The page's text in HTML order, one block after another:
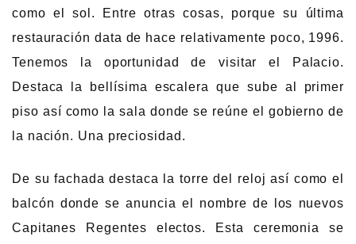
como el sol. Entre otras cosas, porque su última
restauración data de hace relativamente poco, 1996.
Tenemos la oportunidad de visitar el Palacio.
Destaca la bellísima escalera que sube al primer
piso así como la sala donde se reúne el gobierno de
la nación. Una preciosidad.
De su fachada destaca la torre del reloj así como el
balcón donde se anuncia el nombre de los nuevos
Capitanes Regentes electos. Esta ceremonia se